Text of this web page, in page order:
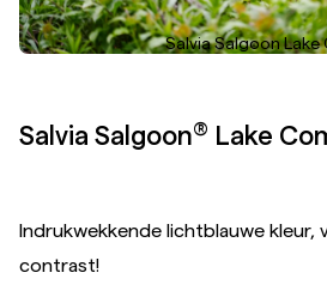
Gerbera Standaard
Gerbera Nectar is een zeer
Soort: